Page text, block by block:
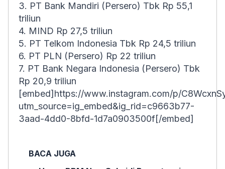
3. PT Bank Mandiri (Persero) Tbk Rp 55,1
triliun
4. MIND Rp 27,5 triliun
5. PT Telkom Indonesia Tbk Rp 24,5 triliun
6. PT PLN (Persero) Rp 22 triliun
7. PT Bank Negara Indonesia (Persero) Tbk
Rp 20,9 triliun
[embed]https://www.instagram.com/p/
utm_source=ig_embed&ig_rid=c9663b77-
3aad-4dd0-8bfd-1d7a0903500f[/embed]
BACA JUGA